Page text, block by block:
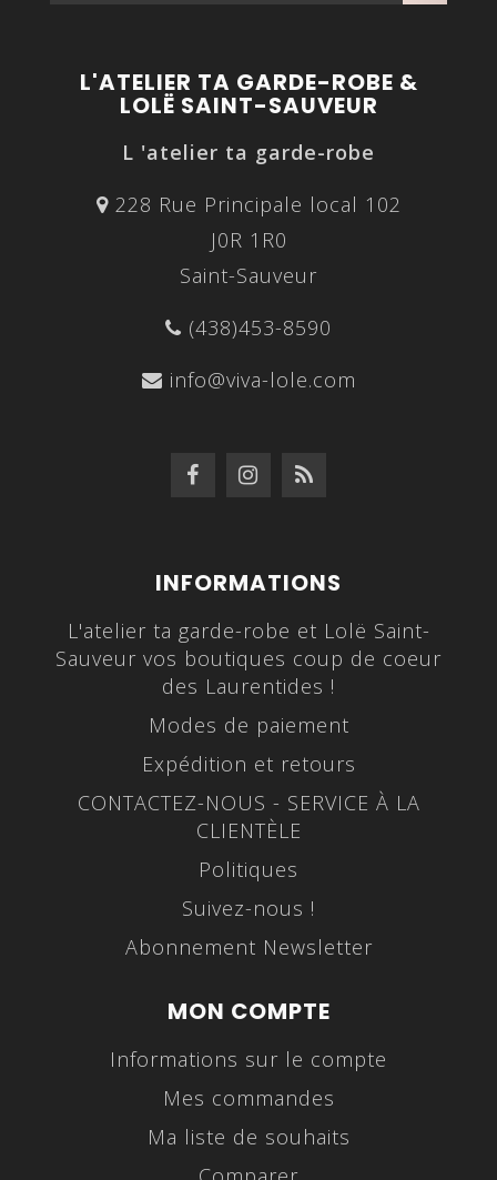
L'ATELIER TA GARDE-ROBE &
LOLË SAINT-SAUVEUR
L 'atelier ta garde-robe
228 Rue Principale local 102
J0R 1R0
Saint-Sauveur
(438)453-8590
info@viva-lole.com
INFORMATIONS
L'atelier ta garde-robe et Lolë Saint-
Sauveur vos boutiques coup de coeur
des Laurentides !
Modes de paiement
Expédition et retours
CONTACTEZ-NOUS - SERVICE À LA
CLIENTÈLE
Politiques
Suivez-nous !
Abonnement Newsletter
MON COMPTE
Informations sur le compte
Mes commandes
Ma liste de souhaits